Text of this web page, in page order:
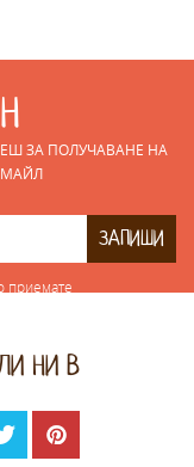
ЗА ПОЛУЧАВАНЕ НА
МАЙЛ
ЗАПИШИ
приемате
НИ В